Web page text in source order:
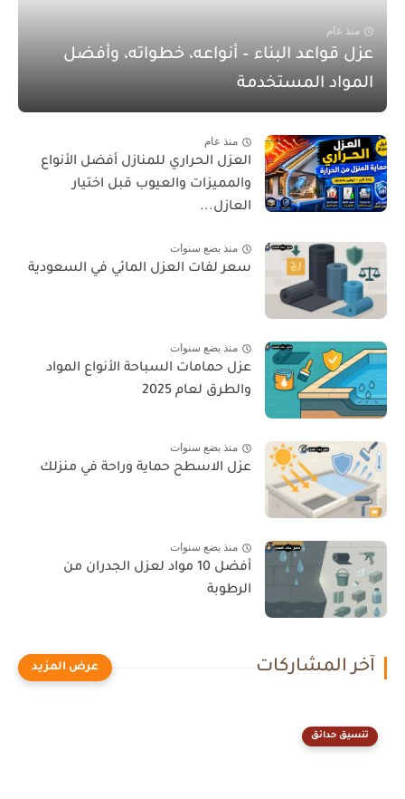
منذ عام
عزل قواعد البناء – أنواعه، خطواته، وأفضل
المواد المستخدمة
منذ عام
العزل الحراري للمنازل أفضل الأنواع
والمميزات والعيوب قبل اختيار
العازل...
منذ بضع سنوات
سعر لفات العزل المائي في السعودية
منذ بضع سنوات
عزل حمامات السباحة الأنواع المواد
والطرق لعام 2025
منذ بضع سنوات
عزل الاسطح حماية وراحة في منزلك
منذ بضع سنوات
أفضل 10 مواد لعزل الجدران من
الرطوبة
آخر المشاركات
تنسيق حدائق